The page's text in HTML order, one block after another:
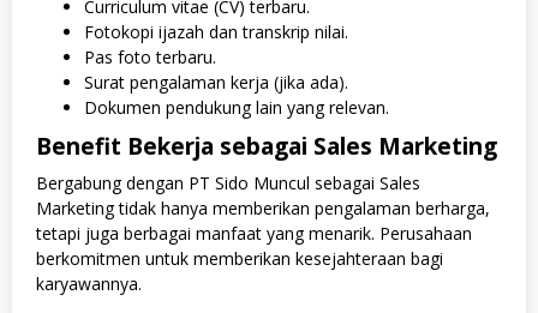
Curriculum vitae (CV) terbaru.
Fotokopi ijazah dan transkrip nilai.
Pas foto terbaru.
Surat pengalaman kerja (jika ada).
Dokumen pendukung lain yang relevan.
Benefit Bekerja sebagai Sales Marketing
Bergabung dengan PT Sido Muncul sebagai Sales
Marketing tidak hanya memberikan pengalaman berharga,
tetapi juga berbagai manfaat yang menarik. Perusahaan
berkomitmen untuk memberikan kesejahteraan bagi
karyawannya.